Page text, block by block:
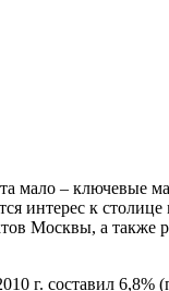
мало – ключевые
интерес к
Москвы, а также
г. составил